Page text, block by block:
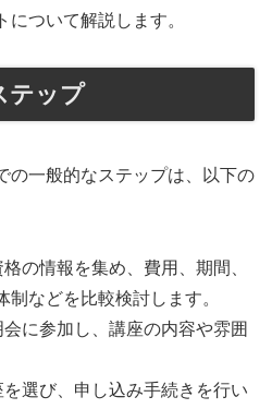
ついて解説します。
テップ
の一般的なステップは、以下の
の情報を集め、費用、期間、
などを比較検討します。
会に参加し、講座の内容や雰囲
選び、申し込み手続きを行い